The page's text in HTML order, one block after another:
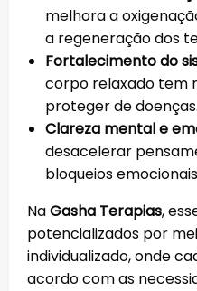
melhora a
a regeneração dos
Fortalecimento do
corpo relaxado tem
proteger de doenças.
Clareza mental e
desacelerar
bloqueios
NaGasha Terapias,
potencializados por
individualizado, onde
acordo com as